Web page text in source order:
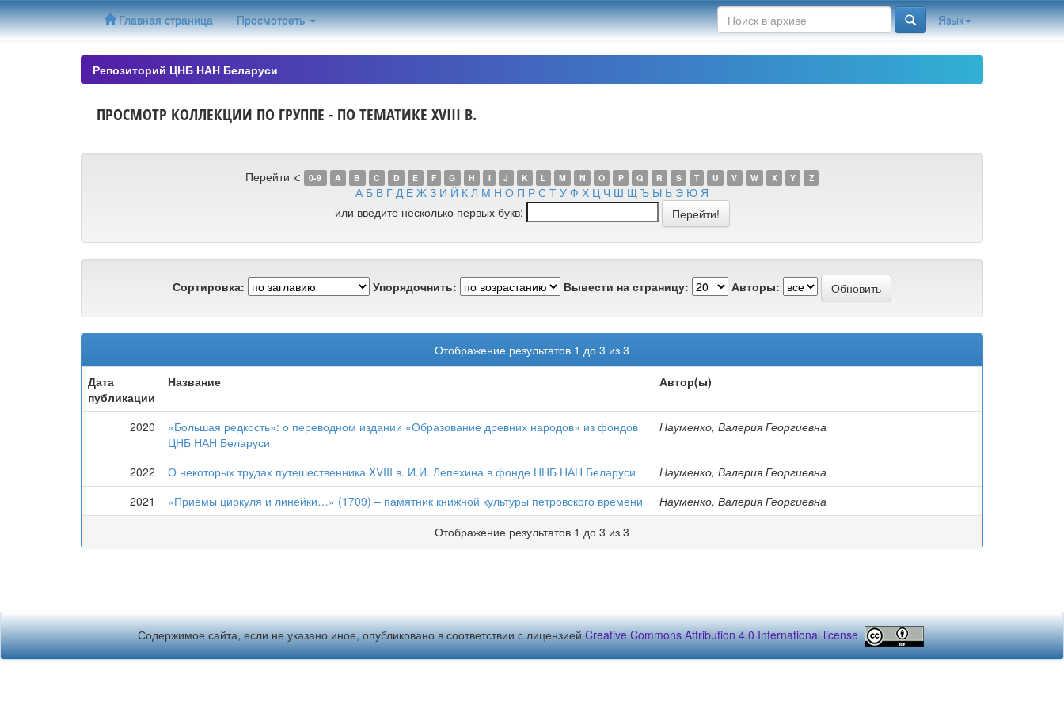
Skip
navigation
Главная страница Просмотреть Язык
Репозиторий ЦНБ НАН Беларуси
ПРОСМОТР КОЛЛЕКЦИИ ПО ГРУППЕ - ПО ТЕМАТИКЕ XVIII В.
Перейти к: 0-9 A B C D E F G H I J K L M N O P Q R S T U V W X Y Z
А Б В Г Д Е Ж З И Й К Л М Н О П Р С Т У Ф Х Ц Ч Ш Щ Ъ Ы Ь Э Ю Я
или введите несколько первых букв:
Сортировка: Упорядочнить: Вывести на страницу: Авторы:
Отображение результатов 1 до 3 из 3
Дата
публикации
Название Автор(ы)
2020
«Большая редкость»: о переводном издании «Образование древних народов» из фондов
ЦНБ НАН Беларуси
Науменко, Валерия Георгиевна
2022 О некоторых трудах путешественника XVIII в. И.И. Лепехина в фонде ЦНБ НАН Беларуси
Науменко, Валерия Георгиевна
2021
«Приемы циркуля и линейки…» (1709) – памятник книжной культуры петровского времени
Науменко, Валерия Георгиевна
Отображение результатов 1 до 3 из 3
Содержимое сайта, если не указано иное, опубликовано в соответствии с лицензиейCreative Commons Attribution 4.0 International license